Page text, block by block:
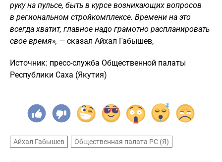
руку на пульсе, быть в курсе возникающих вопросов
в региональном стройкомплексе. Времени на это
всегда хватит, главное надо грамотно распланировать
свое время», — сказал Айхал Габышев,
Источник: пресс-служба Общественной палаты
Республики Саха (Якутия)
Айхал Габышев Общественная палата РС (Я)